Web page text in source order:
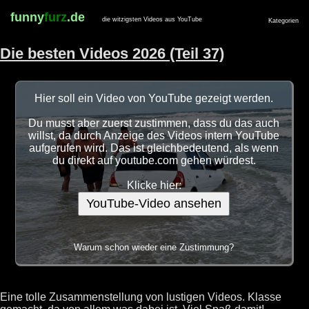
funnyfurz.de die witzigsten Videos aus YouTube Kategorien
Die besten Videos 2026 (Teil 37)
Hier soll ein Video von YouTube gezeigt werden.
Du musst aber zuerst zustimmen, dass du das auch
willst, da durch Anzeige des Videos intern YouTube
aufgerufen wird. Das ist gleichbedeutend, als wenn
du direkt auf youtube.com gehen würdest.
Klicke hier:
YouTube-Video ansehen
Warum schon wieder eine Zustimmung?
Eine tolle Zusammenstellung von lustigen Videos. Klasse